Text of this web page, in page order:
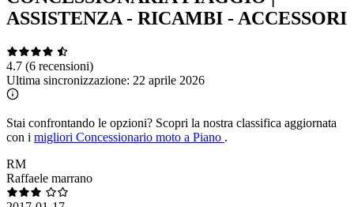
ASSISTENZA - RICAMBI - ACCESSORI
4.7 (6 recensioni)
Ultima sincronizzazione: 22 aprile 2026
Stai confrontando le opzioni? Scopri la nostra classifica aggiornata
con i migliori Concessionario moto a Piano .
RM
Raffaele marrano